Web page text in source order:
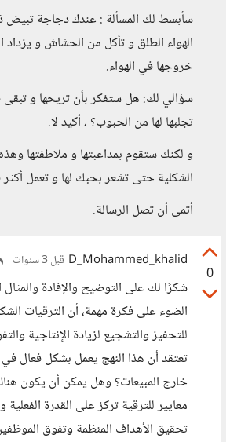
سأبسط لك المسألة : عندك دجاجة تبيض
الهواء الطلق و تأكل من الحشاش و
خروجها في الهواء.
سؤالي لك: هل ستفكر بأن تريحها و تبقى
تجلبها لها من الحبوب؟ ، أكيد لا.
و لكنك ستقوم بمداعبتها و ملاطفتها
الشكلية حتى تشعر بحبك لها و تعمل أكثر
أتمى أن تصل الرسالة.
0
D_Mohammed_khalid قبل 3 سنوات
شكرًا لك على التوضيح والإفادة
الضوء على فكرة مهمة، أن الترقيات
للتحفيز والتشجيع لزيادة الإنتاجية
تعتقد أن هذا النهج يعمل بشكل فعال في
خارج المبيعات؟ وهل يمكن أن يكون
معايير للترقية تركز على القدرة الفعلية
تحقيق الأهداف المنظمة وتفوق